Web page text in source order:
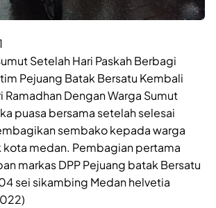
Setelah Hari Paskah Berbagi
Pejuang Batak Bersatu Kembali
Ramadhan Dengan Warga Sumut
puasa bersama setelah selesai
sembako kepada warga
medan. Pembagian pertama
markas DPP Pejuang batak Bersatu
sei sikambing Medan helvetia